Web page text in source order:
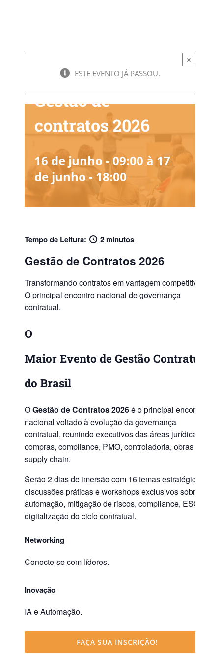
×
ESTE EVENTO JÁ PASSOU.
Gestão de
contratos 2026
16 de junho - 09:00 à 17
de junho - 18:00
Tempo de Leitura: 2 minutos
Gestão de Contratos 2026
Transformando contratos emvantagem competitiva
O principal encontro nacional de governança
contratual.
O
Maior Evento de Gestão Contratual
do Brasil
OGestão de Contratos 2026é o principal encontro
nacional voltado à evolução da governança
contratual, reunindo executivos das áreas jurídica,
compras, compliance, PMO, controladoria, obras e
supply chain.
Serão 2 dias de imersão com 16 temas estratégicos,
discussões práticas e workshops exclusivos sobre
automação, mitigação de riscos, compliance, ESG e
digitalização do ciclo contratual.
Networking
Conecte-se com líderes.
Inovação
IA e Automação.
FAÇA SUA INSCRIÇÃO!